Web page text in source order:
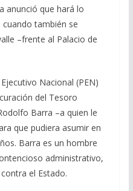
anunció que hará lo
también se
–frente al Palacio de
Nacional (PEN)
del Tesoro
Barra –a quien le
que pudiera asumir en
Barra es un hombre
administrativo,
el Estado.